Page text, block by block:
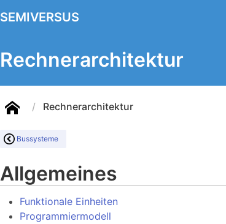
SEMIVERSUS
Rechnerarchitektur
Rechnerarchitektur
Bussysteme
Allgemeines
Funktionale Einheiten
Programmiermodell